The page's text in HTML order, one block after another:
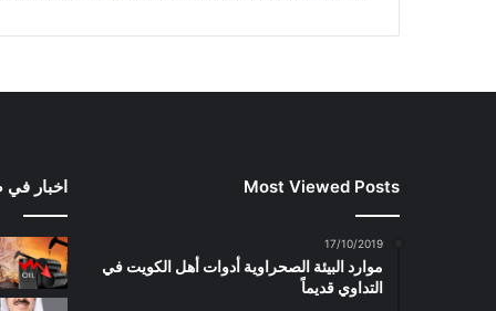
Most Viewed Posts
17/10/2019
موارد البيئة الصحراوية أدوات أهل الكويت في
التداوي قديماً
اخبار في